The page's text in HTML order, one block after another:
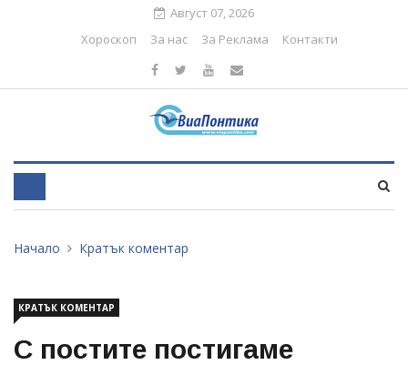
Август 07, 2026
Хороскоп
За нас За Реклама Контакти
Начало Кратък коментар
КРАТЪК КОМЕНТАР
С постите постигаме